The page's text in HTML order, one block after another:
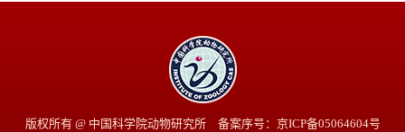
版权所有 @ 中国科学院动物研究所 备案序号：京ICP备05064604号